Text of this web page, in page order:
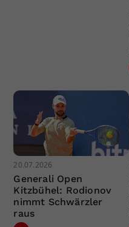
20.07.2026
Generali Open
Kitzbühel: Rodionov
nimmt Schwärzler
raus